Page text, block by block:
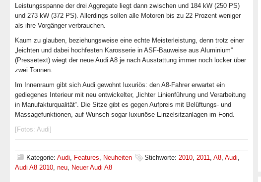
Leistungsspanne der drei Aggregate liegt dann zwischen und 184 kW (250 PS)
und 273 kW (372 PS). Allerdings sollen alle Motoren bis zu 22 Prozent weniger
als ihre Vorgänger verbrauchen.
Kaum zu glauben, beziehungsweise eine echte Meisterleistung, denn trotz einer
„leichten und dabei hochfesten Karosserie in ASF-Bauweise aus Aluminium“
(Pressetext) wiegt der neue Audi A8 je nach Ausstattung immer noch locker über
zwei Tonnen.
Im Innenraum gibt sich Audi gewohnt luxuriös: den A8-Fahrer erwartet ein
gediegenes Interieur mit neu entwickelter, „lichter Linienführung und Verarbeitung
in Manufakturqualität“. Die Sitze gibt es gegen Aufpreis mit Belüftungs- und
Massagefunktionen, auf Wunsch sogar luxuriöse Einzelsitzanlagen im Fond.
[Fotos: Audi]
Kategorie: Audi, Features, Neuheiten Stichworte: 2010, 2011, A8, Audi,
Audi A8 2010, neu, Neuer Audi A8